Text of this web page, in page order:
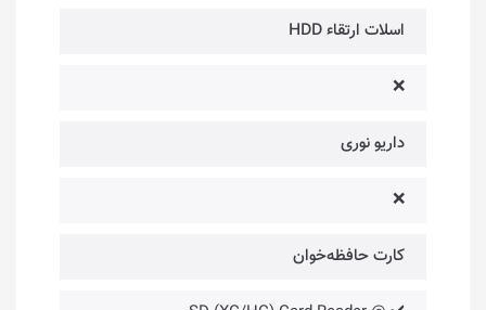
اسلات ارتقاء HDD
❌
داریو نوری
❌
کارت حافظه‌خوان